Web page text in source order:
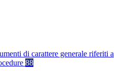
di carattere generale riferiti a
88